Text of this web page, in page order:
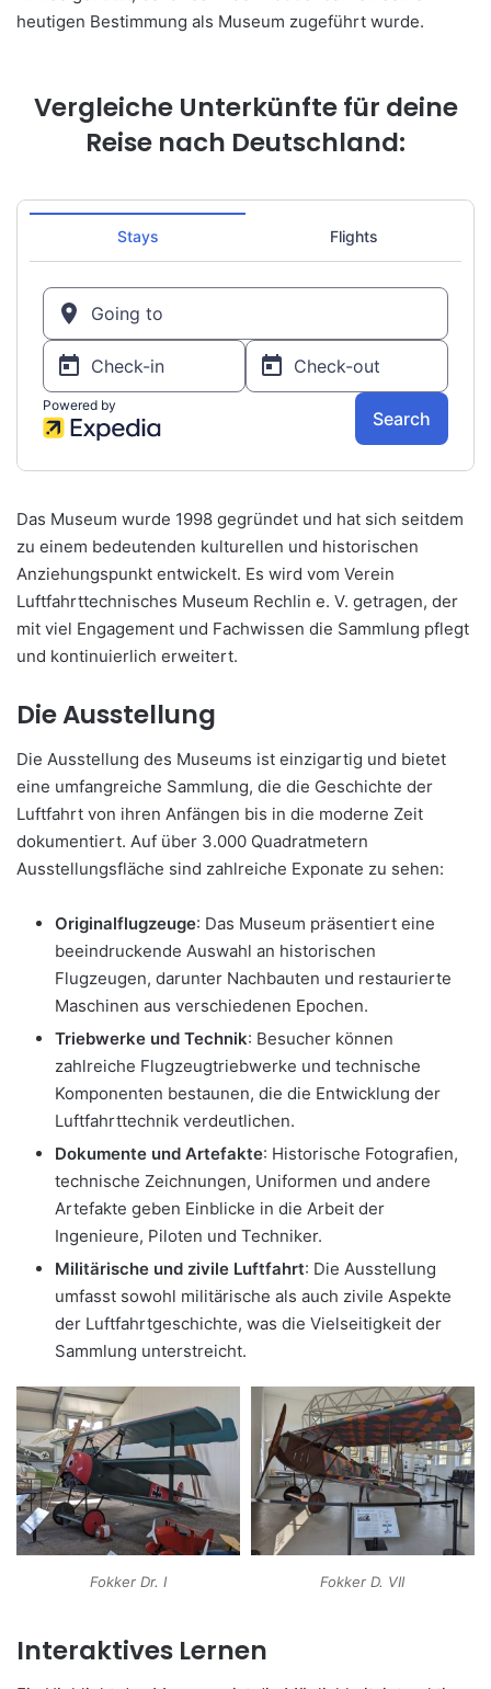
heutigen Bestimmung als Museum zugeführt wurde.
Vergleiche Unterkünfte für deine
Reise nach Deutschland:
Das Museum wurde 1998 gegründet und hat sich seitdem
zu einem bedeutenden kulturellen und historischen
Anziehungspunkt entwickelt. Es wird vom Verein
Luftfahrttechnisches Museum Rechlin e. V. getragen, der
mit viel Engagement und Fachwissen die Sammlung pflegt
und kontinuierlich erweitert.
Die Ausstellung
Die Ausstellung des Museums ist einzigartig und bietet
eine umfangreiche Sammlung, die die Geschichte der
Luftfahrt von ihren Anfängen bis in die moderne Zeit
dokumentiert. Auf über 3.000 Quadratmetern
Ausstellungsfläche sind zahlreiche Exponate zu sehen:
Originalflugzeuge: Das Museum präsentiert eine
beeindruckende Auswahl an historischen
Flugzeugen, darunter Nachbauten und restaurierte
Maschinen aus verschiedenen Epochen.
Triebwerke und Technik: Besucher können
zahlreiche Flugzeugtriebwerke und technische
Komponenten bestaunen, die die Entwicklung der
Luftfahrttechnik verdeutlichen.
Dokumente und Artefakte: Historische Fotografien,
technische Zeichnungen, Uniformen und andere
Artefakte geben Einblicke in die Arbeit der
Ingenieure, Piloten und Techniker.
Militärische und zivile Luftfahrt: Die Ausstellung
umfasst sowohl militärische als auch zivile Aspekte
der Luftfahrtgeschichte, was die Vielseitigkeit der
Sammlung unterstreicht.
Fokker Dr. I Fokker D. VII
Interaktives Lernen